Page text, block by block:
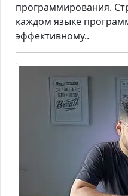
программирования.
каждом языке
эффективному..